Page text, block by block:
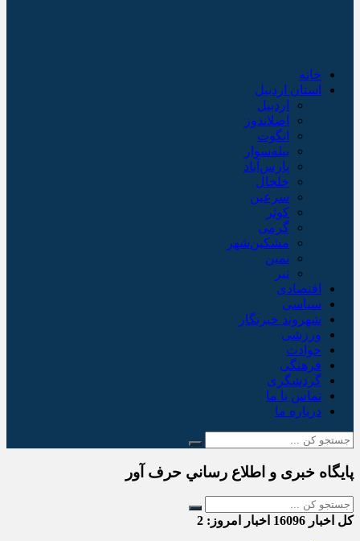
خانه
استان اردبیل
اردبیل
اصلاندوز
انگوت
بیله‌سوار
پارس‌آباد
خلخال
سرعین
کوثر
گرمی
مشکین‌شهر
نمین
نیر
اقتصادی
سیاسی
شهروند خبرنگار
ورزشی
حوادث
فرهنگی
گردشگری
تماس با ما
درباره ما
پایگاه خبری و اطلاع رساني حرف آور
کل اخبار اخبار امروز: 2